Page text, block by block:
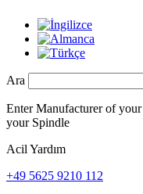
Ara
Enter Manufacturer of
your Spindle
Acil Yardım
+49 5625 9210 112